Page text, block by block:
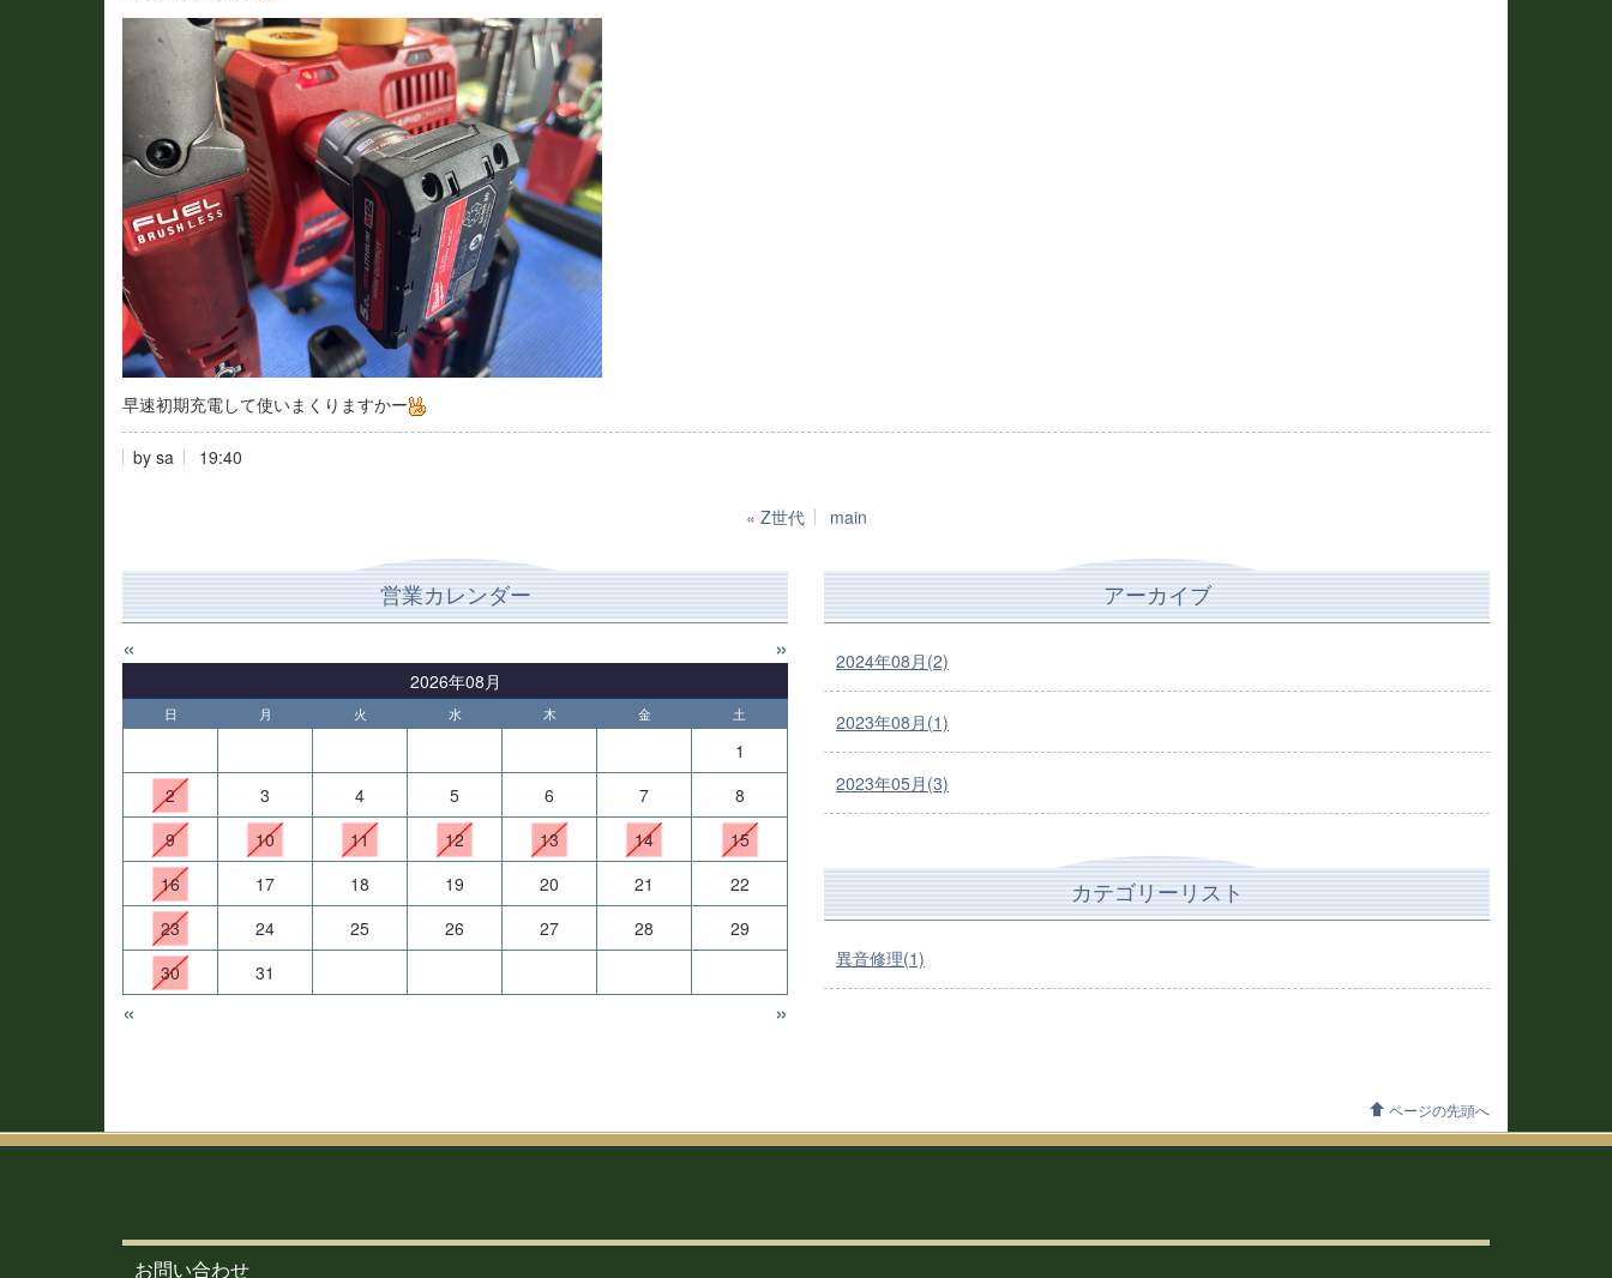
早速初期充電して使いまくりますかー
by sa 19:40
« Z世代 main
営業カレンダー
« »
2026年08月
日 月 火 水 木 金 土
1
2
3 4 5 6 7
8
9
10 11 12 13 14
15
16
17 18 19 20 21
22
23
24 25 26 27 28
29
30
31
« »
アーカイブ
2024年08月(2)
2023年08月(1)
2023年05月(3)
カテゴリーリスト
異音修理(1)
お問い合わせ
ページの先頭へ